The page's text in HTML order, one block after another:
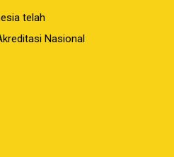
telah
Nasional